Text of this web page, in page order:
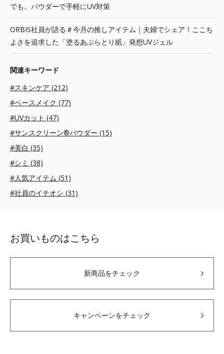
でも。パウダーで手軽にUV対策
ORBIS社員が語る＃今月の推しアイテム｜夫婦でシェア！ここち
よさを追求した「塗るあぶらとり紙」発想UVジェル
関連キーワード
#スキンケア (212)
#ベースメイク (77)
#UVカット (47)
#サンスクリーン®パウダー (15)
#美白 (35)
#シミ (38)
#人気アイテム (51)
#社員のイチオシ (31)
お買いものはこちら
新商品をチェック
キャンペーンをチェック